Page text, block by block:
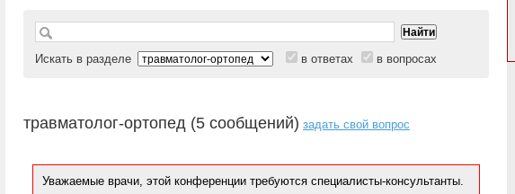
Искать в разделе в ответах в вопросах
травматолог-ортопед (5 сообщений) задать свой вопрос
Уважаемые врачи, этой конференции требуются специалисты-консультанты.